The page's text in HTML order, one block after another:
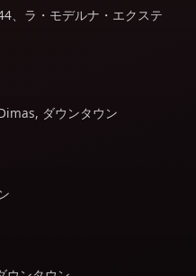
、ラ・モデルナ・エクステ
ダウンタウン